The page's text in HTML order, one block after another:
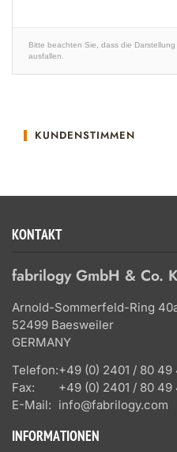
Bitte beachten Sie, dass die
ausfallen.
KUNDENSTIMMEN
KONTAKT
fabrilogy GmbH & Co.
Arnold-Sommerfeld-Ring
52499 Baesweiler
GERMANY
Telefon:+49 (0) 2401 / 80 49
Fax:
+49 (0) 2401 / 80 49
E-Mail: info@fabrilogy.com
INFORMATIONEN